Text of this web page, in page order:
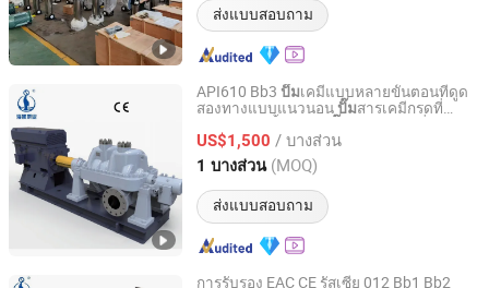
ส่งแบบสอบถาม
API610 Bb3 ปั๊มเคมีแบบหลายขั้นตอนที่ดูด
สองทางแบบแนวนอนปั๊มสารเคมีกรดที่
ดันสูงสำหรับอุตสาหกรรมเคมี
US$1,500 / บางส่วน
1 บางส่วน (MOQ)
ส่งแบบสอบถาม
Jiangsu Haishi Pumps Manufacturing Co., Ltd.
Jiangsu, China อัตราจาก 2018
การรับรอง EAC CE รัสเซีย 012 Bb1 Bb2